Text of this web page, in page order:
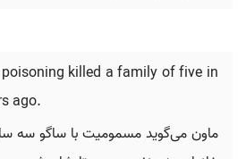
killed a family of five in
ago.
ماون می‌گوید مسمومیت با ساگو سه